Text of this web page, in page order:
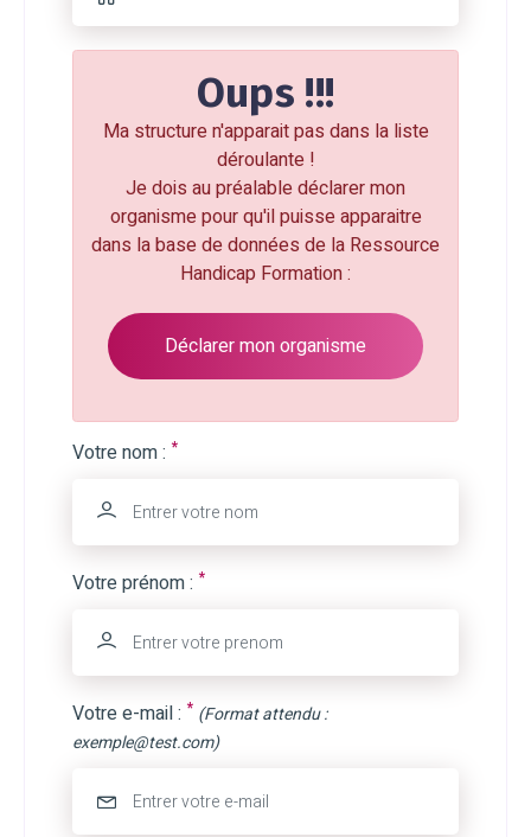
Oups !!!
Ma structure n'apparait pas dans la liste
déroulante !
Je dois au préalable déclarer mon
organisme pour qu'il puisse apparaitre
dans la base de données de la Ressource
Handicap Formation :
Déclarer mon organisme
Votre nom : *
Votre prénom : *
Votre e-mail : * (Format attendu :
exemple@test.com)